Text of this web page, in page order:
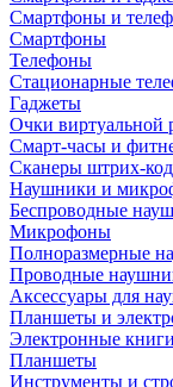
Смартфоны и
Смартфоны
Телефоны
Стационарные
Гаджеты
Очки виртуальной
Смарт-часы и
Сканеры штрих-
Наушники и
Беспроводные
Микрофоны
Полноразмерные
Проводные
Аксессуары для
Планшеты и
Электронные книги
Планшеты
Инструменты и